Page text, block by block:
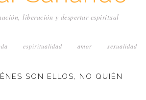
liberación y despertar espiritual
espiritualidad amor sexualidad
SON ELLOS, NO QUIÉN